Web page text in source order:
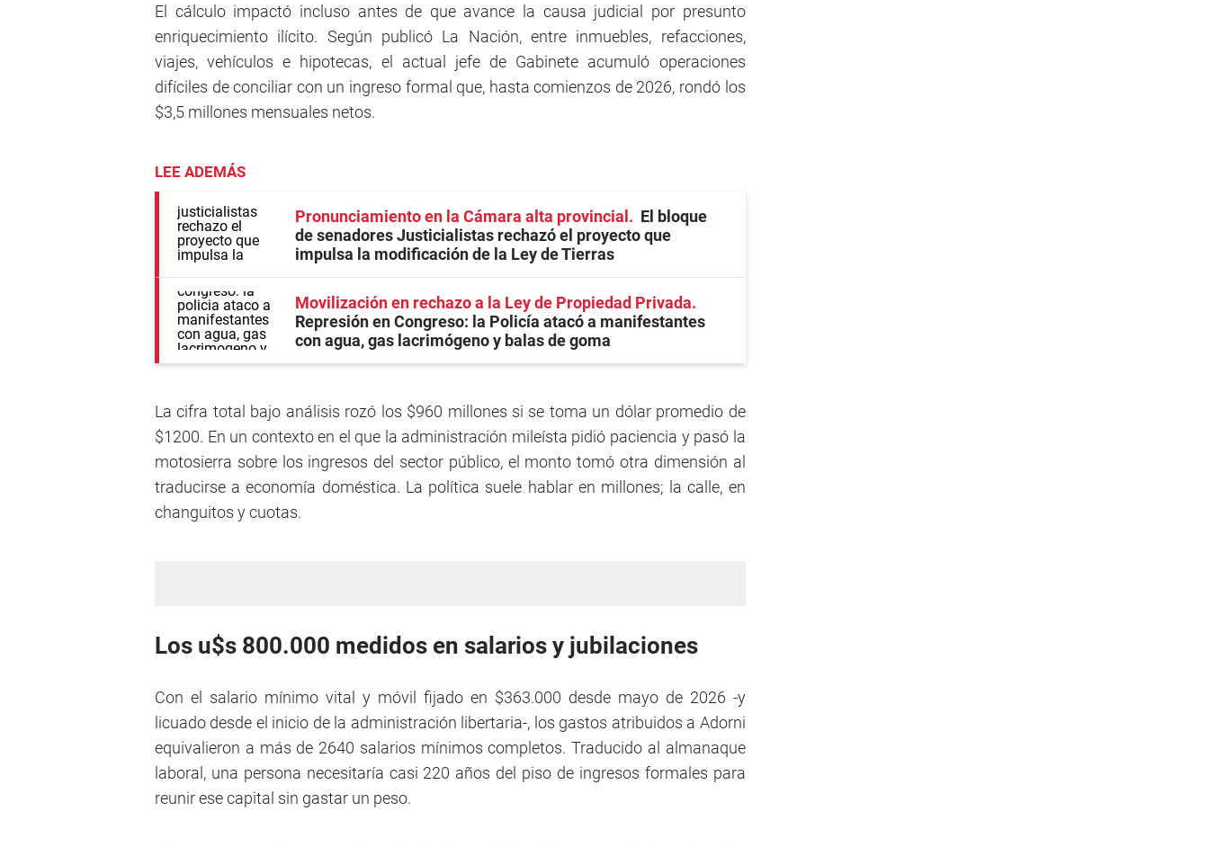
El cálculo impactó incluso antes de que avance la causa judicial por presunto
enriquecimiento ilícito. Según publicó La Nación, entre inmuebles, refacciones,
viajes, vehículos e hipotecas, el actual jefe de Gabinete acumuló operaciones
difíciles de conciliar con un ingreso formal que, hasta comienzos de 2026, rondó los
$3,5 millones mensuales netos.
LEE ADEMÁS
Pronunciamiento en la Cámara alta provincial
El bloque
de senadores Justicialistas rechazó el proyecto que
impulsa la modificación de la Ley de Tierras
Movilización en rechazo a la Ley de Propiedad Privada
Represión en Congreso: la Policía atacó a manifestantes
con agua, gas lacrimógeno y balas de goma
La cifra total bajo análisis rozó los $960 millones si se toma un dólar promedio de
$1200. En un contexto en el que la administración mileísta pidió paciencia y pasó la
motosierra sobre los ingresos del sector público, el monto tomó otra dimensión al
traducirse a economía doméstica. La política suele hablar en millones; la calle, en
changuitos y cuotas.
Los u$s 800.000 medidos en salarios y jubilaciones
Con el salario mínimo vital y móvil fijado en $363.000 desde mayo de 2026 -y
licuado desde el inicio de la administración libertaria-, los gastos atribuidos a Adorni
equivalieron a más de 2640 salarios mínimos completos. Traducido al almanaque
laboral, una persona necesitaría casi 220 años del piso de ingresos formales para
reunir ese capital sin gastar un peso.